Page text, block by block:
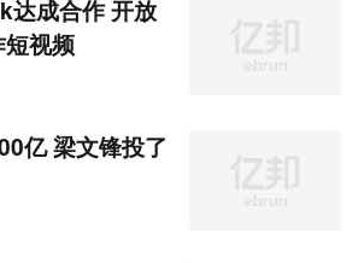
达成合作 开放
视频
亿 梁文锋投了